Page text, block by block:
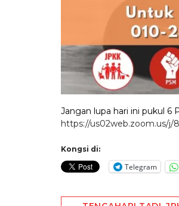
Jangan lupa hari ini pukul 6
https://us02web.zoom.us/j/
Kongsi di:
Telegram